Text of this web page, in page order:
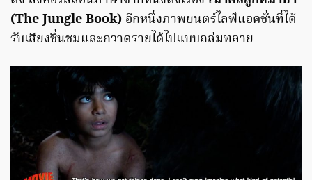
(The Jungle Book) อีกหนึ่งภาพยนตร์ไลฟ์แอคชั่นที่ได้
รับเสียงชื่นชมและกวาดรายได้ไปแบบถล่มทลาย